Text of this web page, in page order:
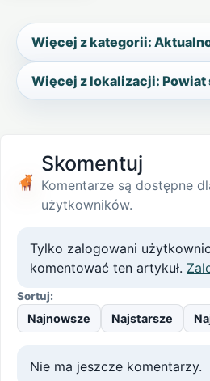
Więcej z kategorii:
Więcej z lokalizacji:
Skomentuj
Komentarze są dostępne
użytkowników.
Tylko zalogowani
komentować ten artykuł.
Sortuj:
Najnowsze Najstarsze
Nie ma jeszcze komentarzy.